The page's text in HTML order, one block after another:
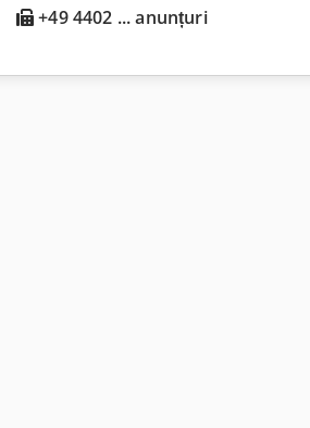
+49 4402 ... anunțuri